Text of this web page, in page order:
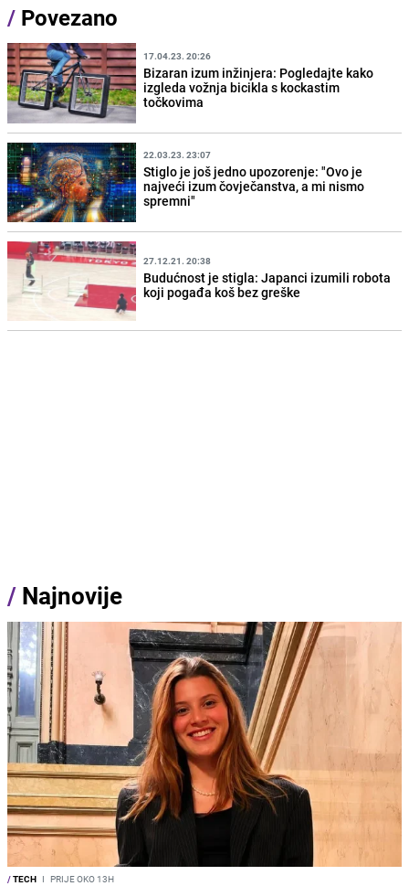
/ Povezano
17.04.23. 20:26
Bizaran izum inžinjera: Pogledajte kako
izgleda vožnja bicikla s kockastim
točkovima
22.03.23. 23:07
Stiglo je još jedno upozorenje: "Ovo je
najveći izum čovječanstva, a mi nismo
spremni"
27.12.21. 20:38
Budućnost je stigla: Japanci izumili robota
koji pogađa koš bez greške
/ Najnovije
/TECH I PRIJE OKO 13H